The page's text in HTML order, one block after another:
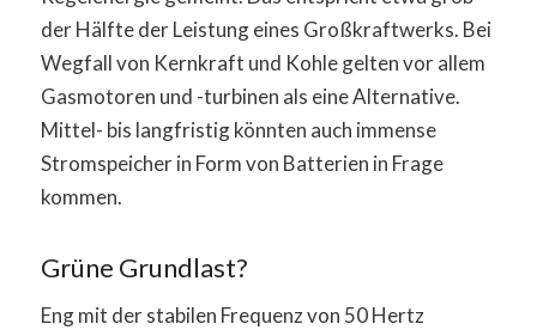
der Hälfte der Leistung eines Großkraftwerks. Bei
Wegfall von Kernkraft und Kohle gelten vor allem
Gasmotoren und -turbinen als eine Alternative.
Mittel- bis langfristig könnten auch immense
Stromspeicher in Form von Batterien in Frage
kommen.
Grüne Grundlast?
Eng mit der stabilen Frequenz von 50 Hertz